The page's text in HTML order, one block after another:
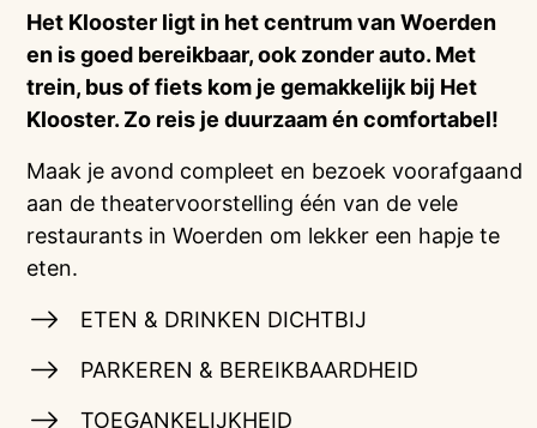
Het Klooster ligt in het centrum van Woerden
en is goed bereikbaar, ook zonder auto. Met
trein, bus of fiets kom je gemakkelijk bij Het
Klooster. Zo reis je duurzaam én comfortabel!
Maak je avond compleet en bezoek voorafgaand
aan de theatervoorstelling één van de vele
restaurants in Woerden om lekker een hapje te
eten.
ETEN & DRINKEN DICHTBIJ
PARKEREN & BEREIKBAARDHEID
TOEGANKELIJKHEID